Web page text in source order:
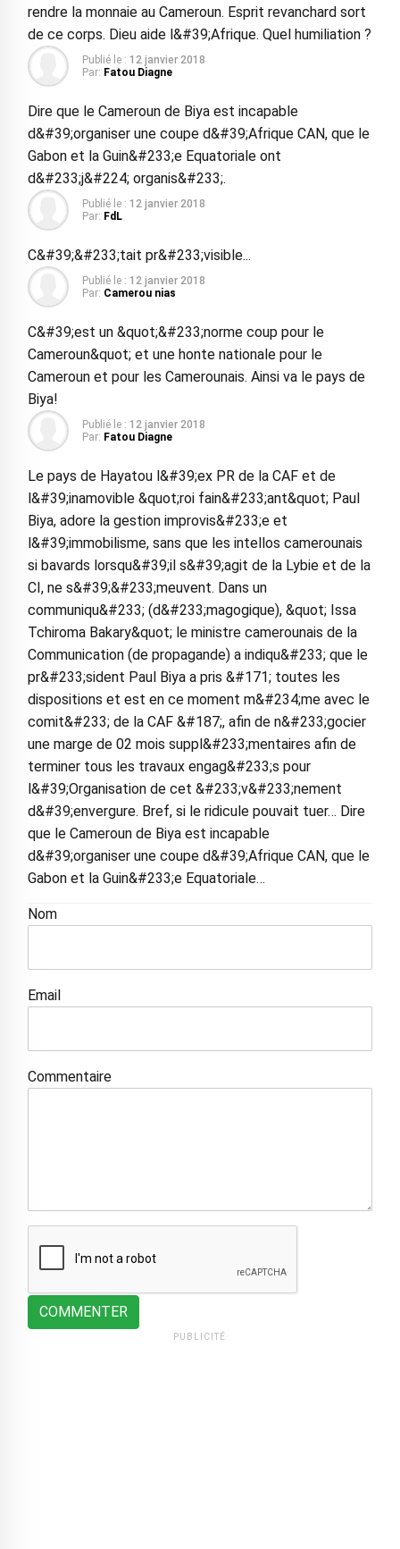
rendre la monnaie au Cameroun. Esprit revanchard sort
de ce corps. Dieu aide l&#39;Afrique. Quel humiliation ?
Publié le : 12 janvier 2018
Par: Fatou Diagne
Dire que le Cameroun de Biya est incapable
d&#39;organiser une coupe d&#39;Afrique CAN, que le
Gabon et la Guin&#233;e Equatoriale ont
d&#233;j&#224; organis&#233;.
Publié le : 12 janvier 2018
Par: FdL
C&#39;&#233;tait pr&#233;visible...
Publié le : 12 janvier 2018
Par: Camerou nias
C&#39;est un &quot;&#233;norme coup pour le
Cameroun&quot; et une honte nationale pour le
Cameroun et pour les Camerounais. Ainsi va le pays de
Biya!
Publié le : 12 janvier 2018
Par: Fatou Diagne
Le pays de Hayatou l&#39;ex PR de la CAF et de
l&#39;inamovible &quot;roi fain&#233;ant&quot; Paul
Biya, adore la gestion improvis&#233;e et
l&#39;immobilisme, sans que les intellos camerounais
si bavards lorsqu&#39;il s&#39;agit de la Lybie et de la
CI, ne s&#39;&#233;meuvent. Dans un
communiqu&#233; (d&#233;magogique), &quot; Issa
Tchiroma Bakary&quot; le ministre camerounais de la
Communication (de propagande) a indiqu&#233; que le
pr&#233;sident Paul Biya a pris &#171; toutes les
dispositions et est en ce moment m&#234;me avec le
comit&#233; de la CAF &#187;, afin de n&#233;gocier
une marge de 02 mois suppl&#233;mentaires afin de
terminer tous les travaux engag&#233;s pour
l&#39;Organisation de cet &#233;v&#233;nement
d&#39;envergure. Bref, si le ridicule pouvait tuer… Dire
que le Cameroun de Biya est incapable
d&#39;organiser une coupe d&#39;Afrique CAN, que le
Gabon et la Guin&#233;e Equatoriale…
Nom
Email
Commentaire
COMMENTER
PUBLICITÉ